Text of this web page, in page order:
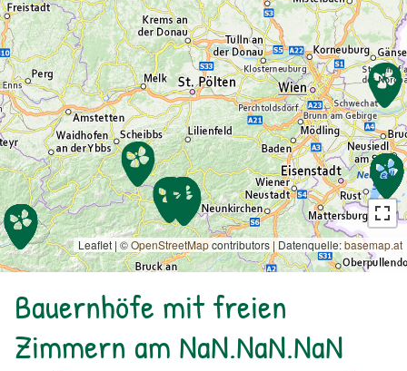
Leaflet | ©OpenStreetMapcontributors | Datenquelle:basemap.at
Bauernhöfe mit freien
Zimmern am NaN.NaN.NaN